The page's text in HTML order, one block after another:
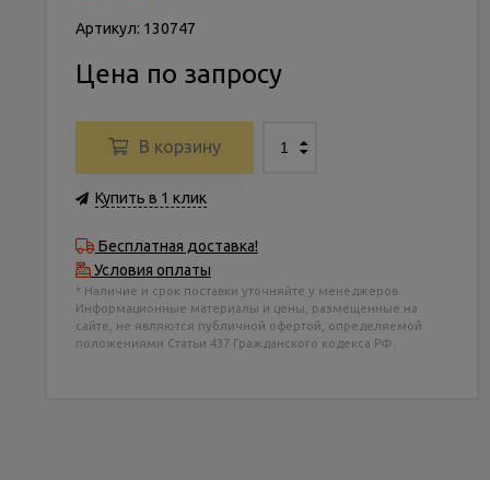
Артикул: 130747
Цена по запросу
В корзину
Купить в 1 клик
Бесплатная доставка!
Условия оплаты
* Наличие и срок поставки уточняйте у менеджеров.
Информационные материалы и цены, размещенные на
сайте, не являются публичной офертой, определяемой
положениями Статьи 437 Гражданского кодекса РФ.